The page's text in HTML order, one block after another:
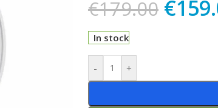
€179.00 €
In stock
- +
Alternative: